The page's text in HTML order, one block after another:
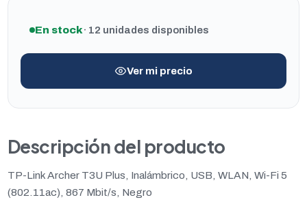
En stock· 12 unidades disponibles
Ver mi precio
Descripción del producto
TP-Link Archer T3U Plus, Inalámbrico, USB, WLAN, Wi-Fi 5
(802.11ac), 867 Mbit/s, Negro